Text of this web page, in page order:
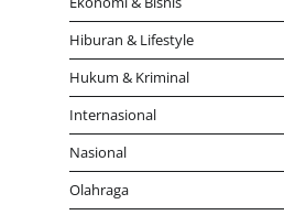
Hiburan & Lifestyle
Hukum & Kriminal
Internasional
Nasional
Olahraga